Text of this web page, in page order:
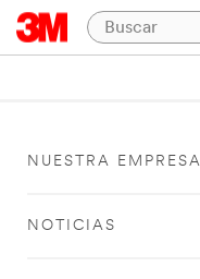
NUESTRA EMPRESA
NOTICIAS